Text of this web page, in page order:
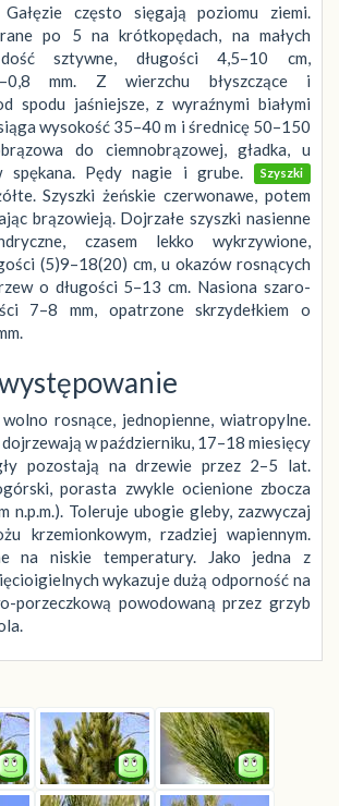
często sięgają poziomu ziemi.
po 5 na krótkopędach, na małych
sztywne, długości 4,5–10 cm,
mm. Z wierzchu błyszczące i
spodu jaśniejsze, z wyraźnymi białymi
wysokość 35–40 m i średnicę 50–150
do ciemnobrązowej, gładka, u
spękana. Pędy nagie i grube.
Szyszki
Szyszki żeńskie czerwonawe, potem
brązowieją. Dojrzałe szyszki nasienne
czasem lekko wykrzywione,
(5)9–18(20) cm, u okazów rosnących
o długości 5–13 cm. Nasiona szaro-
7–8 mm, opatrzone skrzydełkiem o
rosnące, jednopienne, wiatropylne.
dojrzewają w październiku, 17–18 miesięcy
pozostają na drzewie przez 2–5 lat.
porasta zwykle ocienione zbocza
n.p.m.). Toleruje ubogie gleby, zazwyczaj
krzemionkowym, rzadziej wapiennym.
na niskie temperatury. Jako jedna z
wykazuje dużą odporność na
porzeczkową powodowaną przez grzyb